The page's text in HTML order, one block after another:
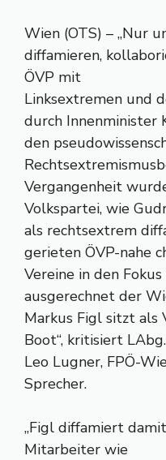
Wien (OTS) – „Nur
diffamieren,
ÖVP mit
Linksextremen und
durch Innenminister
den
Vergangenheit
Volkspartei, wie
als rechtsextrem
gerieten ÖVP-nahe
Vereine in den
ausgerechnet der
Markus Figl sitzt
Boot“, kritisiert LAbg.
Leo Lugner, FPÖ-
Sprecher.
„Figl diffamiert
Mitarbeiter wie